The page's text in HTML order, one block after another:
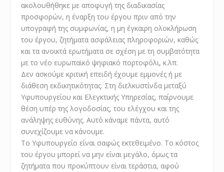
ακολουθήθηκε με αποφυγή της διαδικασίας
προσφορών, η έναρξη του έργου πριν από την
υπογραφή της συμφωνίας, η μη έγκαιρη ολοκλήρωση
του έργου, ζητήματα ασφάλειας πληροφοριών, καθώς
και τα ανοικτά ερωτήματα σε σχέση με τη συμβατότητα
με το νέο ευρωπαϊκό ψηφιακό πορτοφόλι, κ.λπ.
Δεν ασκούμε κριτική επειδή έχουμε εμμονές ή με
διάθεση εκδικητικότητας. Στη διελκυστίνδα μεταξύ
Υφυπουργείου και Ελεγκτικής Υπηρεσίας, παίρνουμε
θέση υπέρ της λογοδοσίας, του ελέγχου και της
ανάληψης ευθύνης. Αυτό κάναμε πάντα, αυτό
συνεχίζουμε να κάνουμε.
Το Υφυπουργείο είναι σαφώς εκτεθειμένο. Το κόστος
του έργου μπορεί να μην είναι μεγάλο, όμως τα
ζητήματα που προκύπτουν είναι τεράστια, αφού